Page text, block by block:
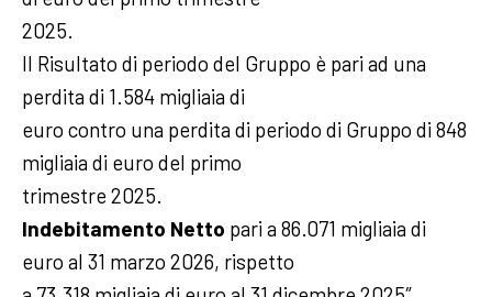
2025.
Il Risultato di periodo del Gruppo è pari ad una
perdita di 1.584 migliaia di
euro contro una perdita di periodo di Gruppo di 848
migliaia di euro del primo
trimestre 2025.
Indebitamento Netto pari a 86.071 migliaia di
euro al 31 marzo 2026, rispetto